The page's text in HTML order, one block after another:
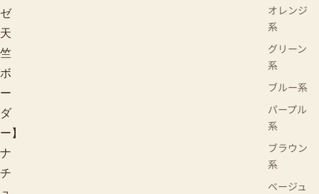
オレンジ
系
グリーン
系
ブルー系
パープル
系
ブラウン
系
ベージュ
ゼ
天
竺
ボ
ー
ダ
ー】
ナ
チ